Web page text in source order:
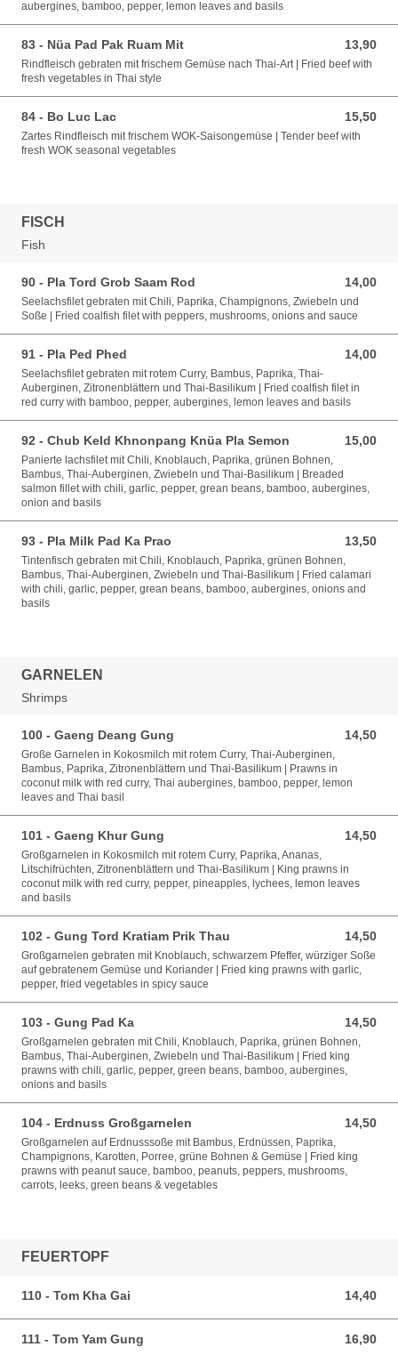
aubergines, bamboo, pepper, lemon leaves and basils
83 - Nüa Pad Pak Ruam Mit 13,90
13,90 EUR
Rindfleisch gebraten mit frischem Gemüse nach Thai-Art | Fried beef with
fresh vegetables in Thai style
84 - Bo Luc Lac 15,50
15,50 EUR
Zartes Rindfleisch mit frischem WOK-Saisongemüse | Tender beef with
fresh WOK seasonal vegetables
FISCH
Fish
90 - Pla Tord Grob Saam Rod 14,00
14,00 EUR
Seelachsfilet gebraten mit Chili, Paprika, Champignons, Zwiebeln und
Soße | Fried coalfish filet with peppers, mushrooms, onions and sauce
91 - Pla Ped Phed 14,00
14,00 EUR
Seelachsfilet gebraten mit rotem Curry, Bambus, Paprika, Thai-
Auberginen, Zitronenblättern und Thai-Basilikum | Fried coalfish filet in
red curry with bamboo, pepper, aubergines, lemon leaves and basils
92 - Chub Keld Khnonpang Knüa Pla Semon 15,00
15,00 EUR
Panierte lachsfilet mit Chili, Knoblauch, Paprika, grünen Bohnen,
Bambus, Thai-Auberginen, Zwiebeln und Thai-Basilikum | Breaded
salmon fillet with chili, garlic, pepper, grean beans, bamboo, aubergines,
onion and basils
93 - Pla Milk Pad Ka Prao 13,50
13,50 EUR
Tintenfisch gebraten mit Chili, Knoblauch, Paprika, grünen Bohnen,
Bambus, Thai-Auberginen, Zwiebeln und Thai-Basilikum | Fried calamari
with chili, garlic, pepper, grean beans, bamboo, aubergines, onions and
basils
GARNELEN
Shrimps
100 - Gaeng Deang Gung 14,50
14,50 EUR
Große Garnelen in Kokosmilch mit rotem Curry, Thai-Auberginen,
Bambus, Paprika, Zitronenblättern und Thai-Basilikum | Prawns in
coconut milk with red curry, Thai aubergines, bamboo, pepper, lemon
leaves and Thai basil
101 - Gaeng Khur Gung 14,50
14,50 EUR
Großgarnelen in Kokosmilch mit rotem Curry, Paprika, Ananas,
Litschifrüchten, Zitronenblättern und Thai-Basilikum | King prawns in
coconut milk with red curry, pepper, pineapples, lychees, lemon leaves
and basils
102 - Gung Tord Kratiam Prik Thau 14,50
14,50 EUR
Großgarnelen gebraten mit Knoblauch, schwarzem Pfeffer, würziger Soße
auf gebratenem Gemüse und Koriander | Fried king prawns with garlic,
pepper, fried vegetables in spicy sauce
103 - Gung Pad Ka 14,50
14,50 EUR
Großgarnelen gebraten mit Chili, Knoblauch, Paprika, grünen Bohnen,
Bambus, Thai-Auberginen, Zwiebeln und Thai-Basilikum | Fried king
prawns with chili, garlic, pepper, green beans, bamboo, aubergines,
onions and basils
104 - Erdnuss Großgarnelen 14,50
14,50 EUR
Großgarnelen auf Erdnusssoße mit Bambus, Erdnüssen, Paprika,
Champignons, Karotten, Porree, grüne Bohnen & Gemüse | Fried king
prawns with peanut sauce, bamboo, peanuts, peppers, mushrooms,
carrots, leeks, green beans & vegetables
FEUERTOPF
110 - Tom Kha Gai 14,40
14,40 EUR
111 - Tom Yam Gung 16,90
16,90 EUR